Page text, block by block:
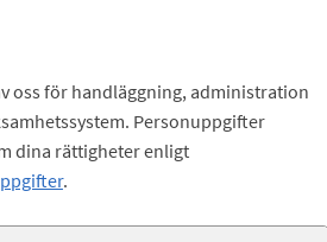
oss för handläggning, administration
Personuppgifter
dina rättigheter enligt
.